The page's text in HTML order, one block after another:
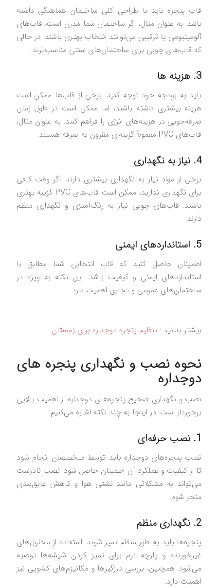
قاب پنجره باید با طراحی کلی ساختمان هماهنگی داشته
باشد. به عنوان مثال، اگر ساختمان شما مدرن است، قاب‌های
آلومینیومی یا ترکیبی می‌توانند انتخاب بهتری باشند. در حالی
که قاب‌های چوبی برای ساختمان‌های سنتی مناسب‌ترند.
3. هزینه‌ ها
باید به بودجه خود توجه کنید. برخی از قاب‌ها ممکن است
هزینه بیشتری داشته باشند، اما ممکن است در طول زمان
صرفه‌جویی در هزینه‌های انرژی را فراهم کنند. به عنوان مثال،
قاب‌های PVC معمولاً گزینه‌ای مقرون به صرفه هستند.
4. نیاز به نگهداری
برخی از مواد نیاز به نگهداری بیشتری دارند. اگر وقت کافی
برای نگهداری ندارید، ممکن است قاب‌های PVC گزینه بهتری
باشند. قاب‌های چوبی نیاز به رنگ‌آمیزی و نگهداری منظم
دارند.
5. استانداردهای ایمنی
اطمینان حاصل کنید که قاب انتخابی شما مطابق با
استانداردهای ایمنی و کیفیت باشد. این نکته به ویژه در
ساختمان‌های عمومی و تجاری اهمیت دارد.
بیشتر بدانید : تنظیم پنجره دوجداره برای زمستان
نحوه نصب و نگهداری پنجره‌ های
دوجداره
نصب و نگهداری صحیح پنجره‌های دوجداره از اهمیت بالایی
برخوردار است. در اینجا به چند نکته اشاره می‌کنیم:
1. نصب حرفه‌ای
نصب پنجره‌های دوجداره باید توسط متخصصان انجام شود
تا از کیفیت و عملکرد آن اطمینان حاصل شود. نصب نادرست
می‌تواند به مشکلاتی مانند نشتی هوا و کاهش عایق‌بندی
منجر شود.
2. نگهداری منظم
پنجره‌ها باید به طور منظم تمیز شوند. استفاده از محلول‌های
غیرخورنده و پارچه نرم برای تمیز کردن شیشه‌ها توصیه
می‌شود. همچنین، بررسی درزگیرها و مکانیزم‌های کشویی نیز
اهمیت دارد.